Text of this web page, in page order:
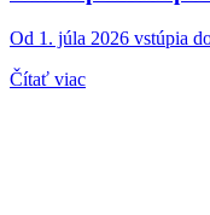
Od 1. júla 2026 vstúpia
Čítať viac